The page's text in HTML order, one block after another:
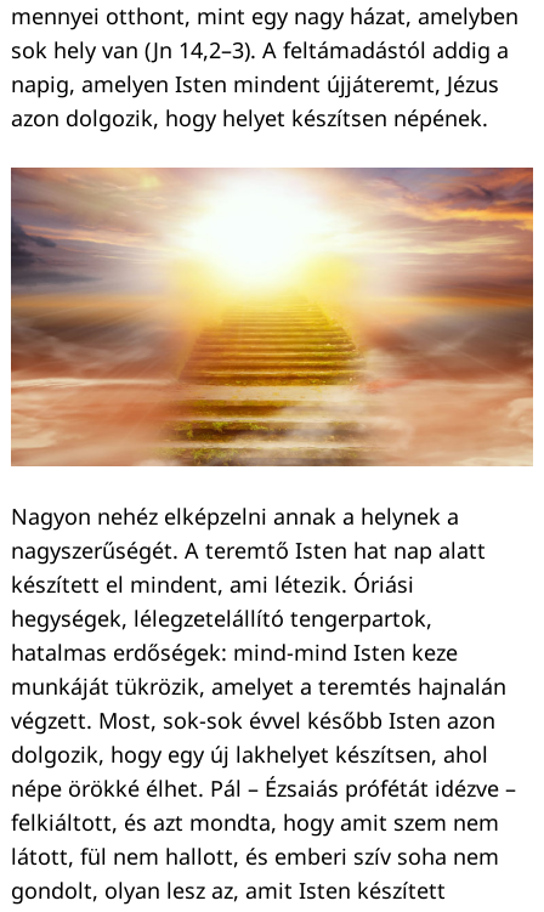
mennyei otthont, mint egy nagy házat, amelyben
sok hely van (Jn 14,2–3). A feltámadástól addig a
napig, amelyen Isten mindent újjáteremt, Jézus
azon dolgozik, hogy helyet készítsen népének.
Nagyon nehéz elképzelni annak a helynek a
nagyszerűségét. A teremtő Isten hat nap alatt
készített el mindent, ami létezik. Óriási
hegységek, lélegzetelállító tengerpartok,
hatalmas erdőségek: mind-mind Isten keze
munkáját tükrözik, amelyet a teremtés hajnalán
végzett. Most, sok-sok évvel később Isten azon
dolgozik, hogy egy új lakhelyet készítsen, ahol
népe örökké élhet. Pál – Ézsaiás prófétát idézve –
felkiáltott, és azt mondta, hogy amit szem nem
látott, fül nem hallott, és emberi szív soha nem
gondolt, olyan lesz az, amit Isten készített
Keresés: